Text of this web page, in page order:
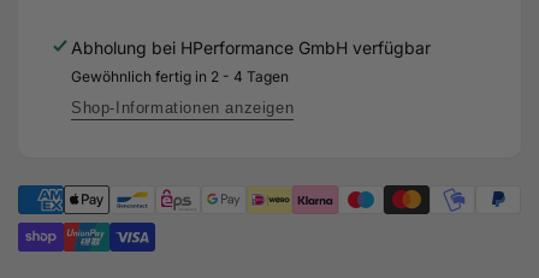
RS3
8P
&amp;
2.5
TFSI
CEPA
Audi
RS3
8P
-
2.5
Abholung bei HPerformance GmbH verfügbar
Gewöhnlich fertig in 2 - 4 Tagen
Shop-Informationen anzeigen